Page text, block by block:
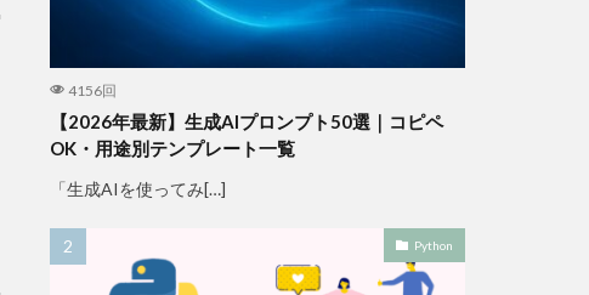
4156回
【2026年最新】生成AIプロンプト50選｜コピペ
OK・用途別テンプレート一覧
「生成AIを使ってみ[…]
Python